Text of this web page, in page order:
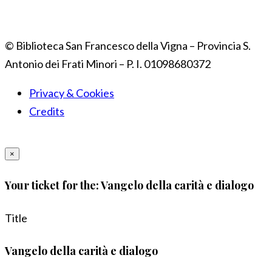
© Biblioteca San Francesco della Vigna – Provincia S.
Antonio dei Frati Minori – P. I. 01098680372
Privacy & Cookies
Credits
×
Your ticket for the: Vangelo della carità e dialogo
Title
Vangelo della carità e dialogo